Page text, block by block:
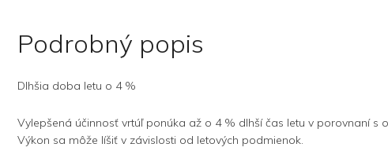
Podrobný popis
Dlhšia doba letu o 4 %
Vylepšená účinnosť vrtúľ ponúka až o 4 % dlhší čas letu v porovnaní s
Výkon sa môže líšiť v závislosti od letových podmienok.